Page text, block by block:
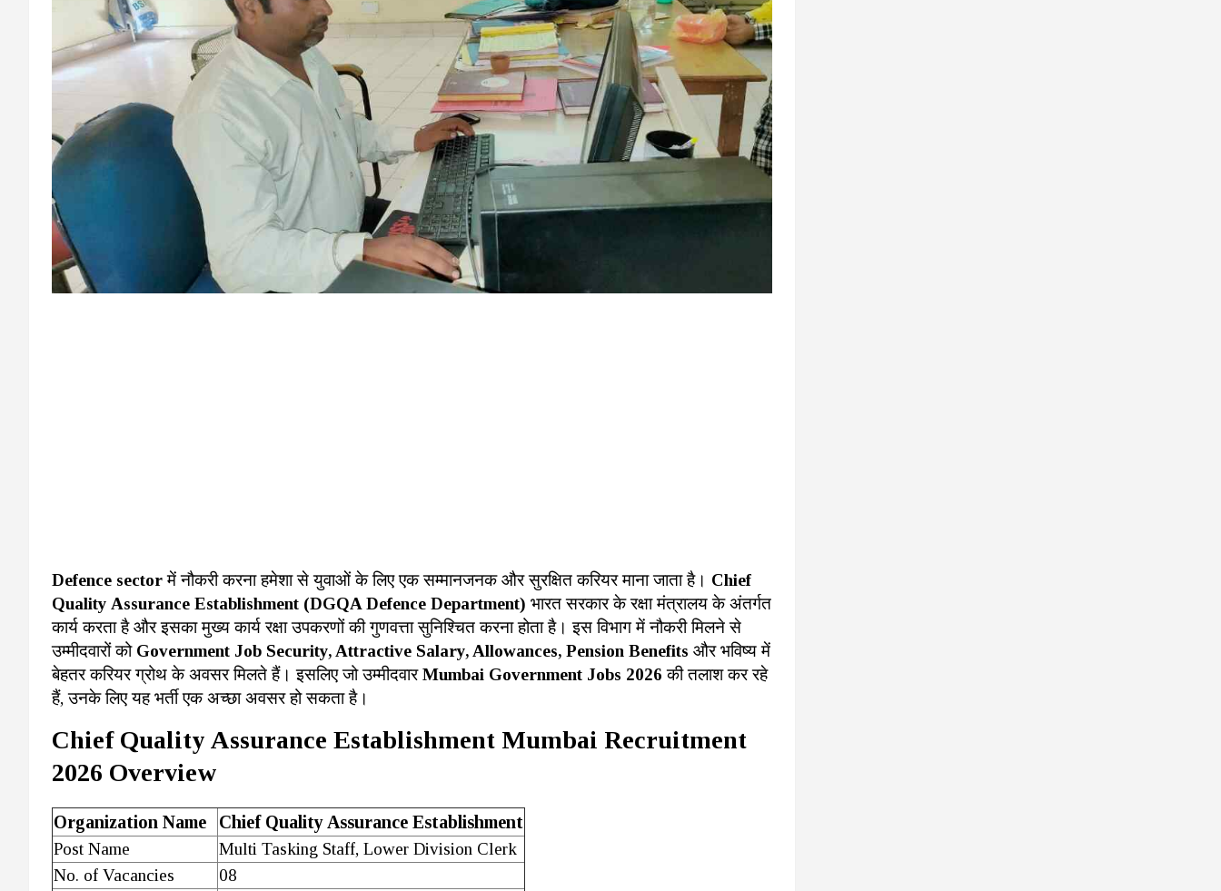
Defence sectorमें नौकरी करना हमेशा से युवाओं के लिए एक सम्मानजनक और सुरक्षित करियर माना जाता है। Chief
Quality Assurance Establishment (DGQA Defence Department) भारत सरकार के रक्षा मंत्रालय के अंतर्गत
कार्य करता है और इसका मुख्य कार्य रक्षा उपकरणों की गुणवत्ता सुनिश्चित करना होता है। इस विभाग में नौकरी मिलने से
उम्मीदवारों को Government Job Security, Attractive Salary, Allowances, Pension Benefits और भविष्य में
बेहतर करियर ग्रोथ के अवसर मिलते हैं। इसलिए जो उम्मीदवारMumbai Government Jobs 2026 की तलाश कर रहे
हैं, उनके लिए यह भर्ती एक अच्छा अवसर हो सकता है।
Chief Quality Assurance Establishment Mumbai Recruitment
2026 Overview
Organization Name Chief Quality Assurance Establishment
Post Name
Multi Tasking Staff, Lower Division Clerk
No. of Vacancies
08